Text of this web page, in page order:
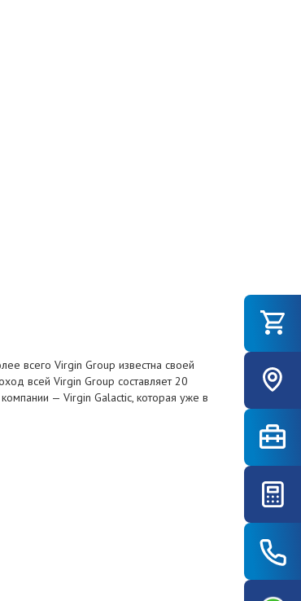
всего Virgin Group известна своей
всей Virgin Group составляет 20
— Virgin Galactic, которая уже в